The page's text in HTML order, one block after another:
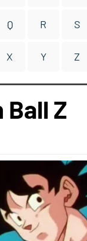
Q R S
X Y Z
Ball Z